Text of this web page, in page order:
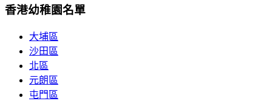
香港幼稚園名單
大埔區
沙田區
北區
元朗區
屯門區